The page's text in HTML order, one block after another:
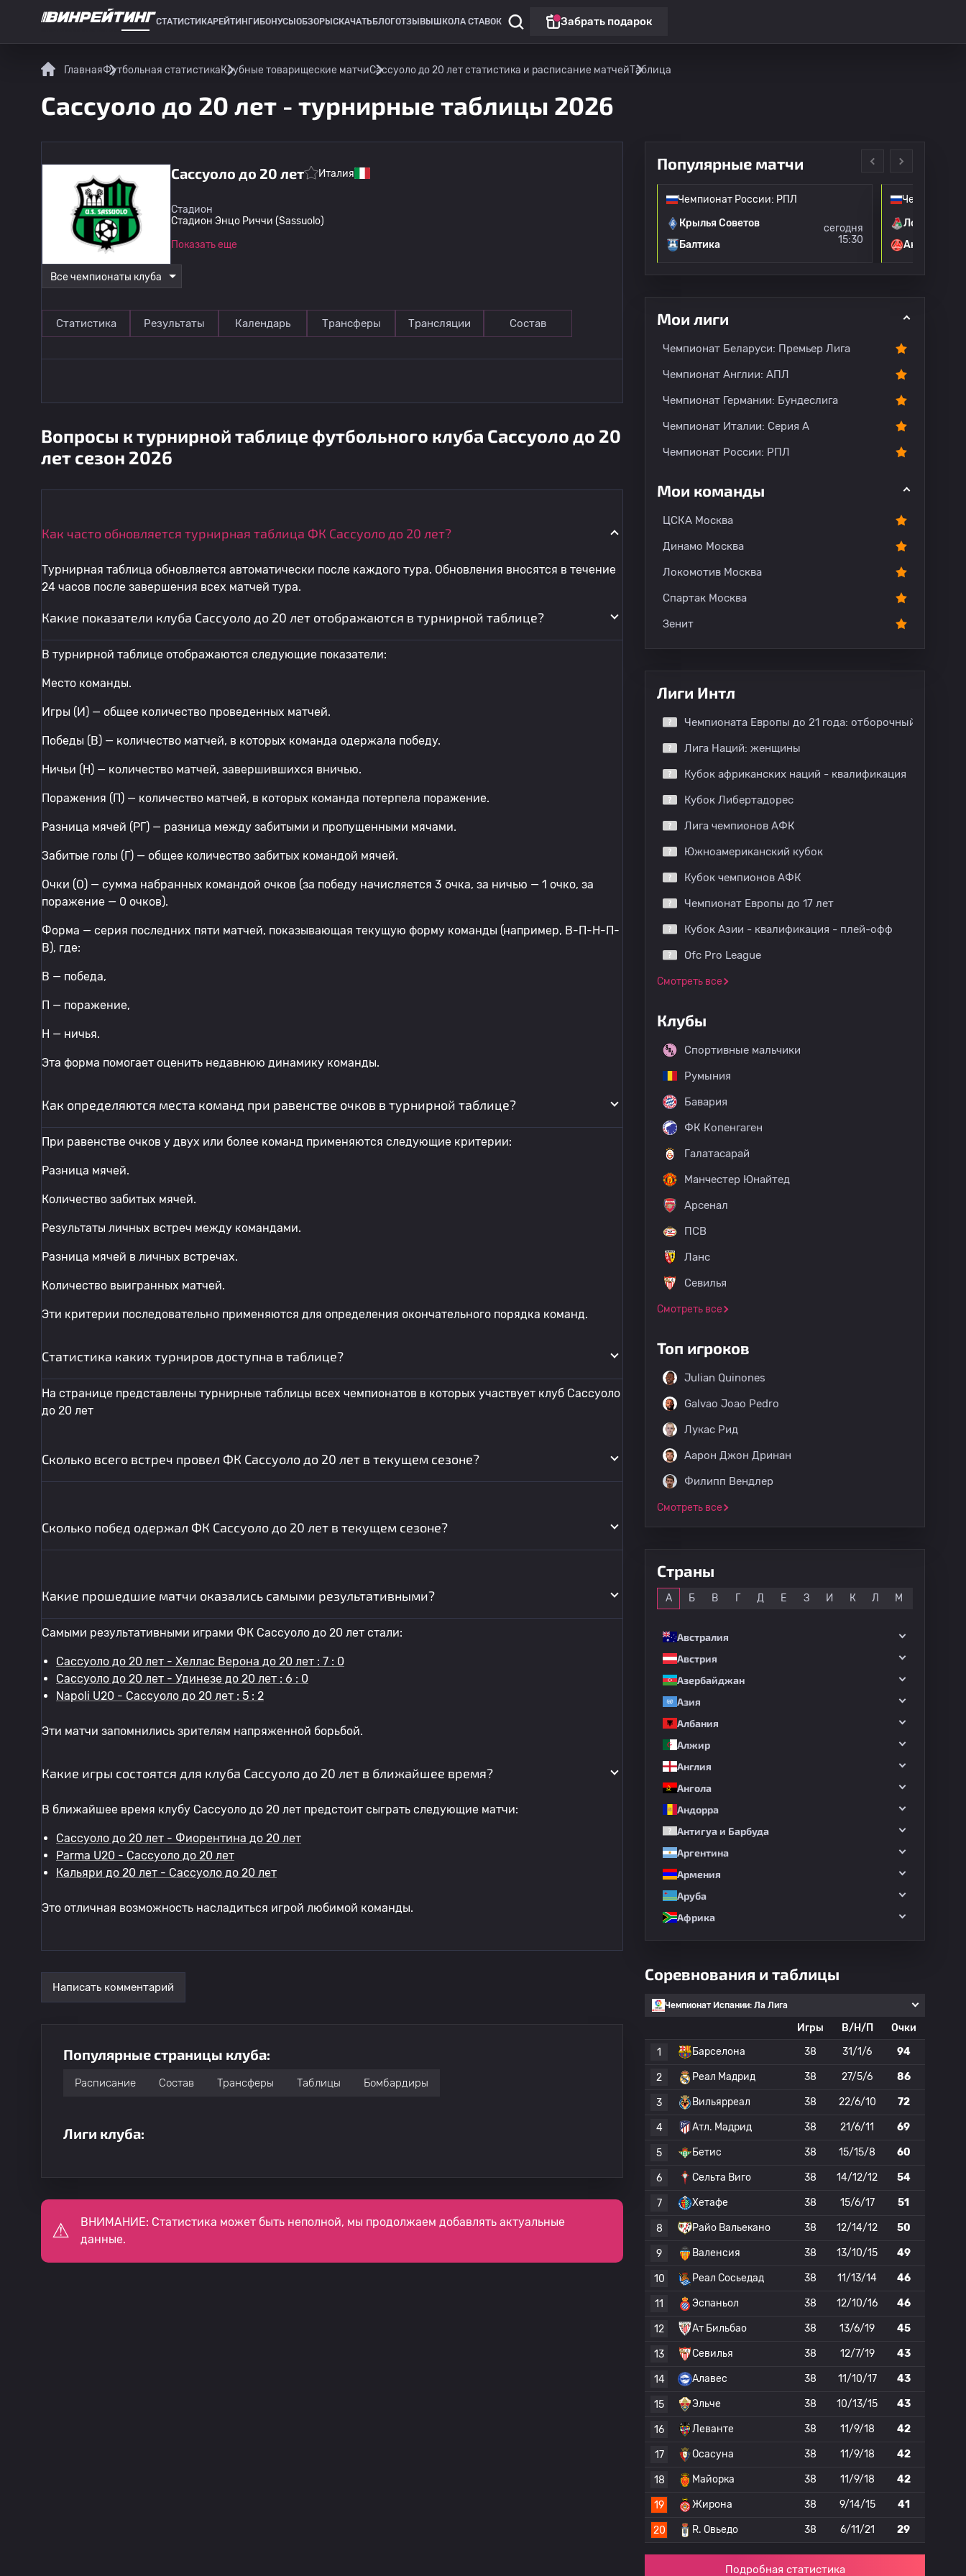
СТАТИСТИКАРЕЙТИНГИ БОНУСЫ ОБЗОРЫ СКАЧАТЬ БЛОГОТЗЫВЫ ШКОЛА СТАВОК Забрать подарок
ГлавнаяФутбольная статистикаКлубные товарищеские матчиСассуоло до 20 лет статистика и расписание матчейТаблица
Сассуоло до 20 лет - турнирные таблицы 2026
Сассуоло до 20 лет Италия
Стадион
Стадион Энцо Риччи (Sassuolo)
Показать еще
Все чемпионаты клуба
Статистика Результаты Календарь Трансферы Трансляции Состав
Вопросы к турнирной таблице футбольного клуба Сассуоло до 20
лет сезон 2026
Как часто обновляется турнирная таблица ФК Сассуоло до 20 лет?
Турнирная таблица обновляется автоматически после каждого тура. Обновления вносятся в течение
24 часов после завершения всех матчей тура.
Какие показатели клуба Сассуоло до 20 лет отображаются в турнирной таблице?
В турнирной таблице отображаются следующие показатели:
Место команды.
Игры (И) — общее количество проведенных матчей.
Победы (В) — количество матчей, в которых команда одержала победу.
Ничьи (Н) — количество матчей, завершившихся вничью.
Поражения (П) — количество матчей, в которых команда потерпела поражение.
Разница мячей (РГ) — разница между забитыми и пропущенными мячами.
Забитые голы (Г) — общее количество забитых командой мячей.
Очки (О) — сумма набранных командой очков (за победу начисляется 3 очка, за ничью — 1 очко, за
поражение — 0 очков).
Форма — серия последних пяти матчей, показывающая текущую форму команды (например, В-П-Н-П-
В), где:
В — победа,
П — поражение,
Н — ничья.
Эта форма помогает оценить недавнюю динамику команды.
Как определяются места команд при равенстве очков в турнирной таблице?
При равенстве очков у двух или более команд применяются следующие критерии:
Разница мячей.
Количество забитых мячей.
Результаты личных встреч между командами.
Разница мячей в личных встречах.
Количество выигранных матчей.
Эти критерии последовательно применяются для определения окончательного порядка команд.
Статистика каких турниров доступна в таблице?
На странице представлены турнирные таблицы всех чемпионатов в которых участвует клуб Сассуоло
до 20 лет
Сколько всего встреч провел ФК Сассуоло до 20 лет в текущем сезоне?
Сколько побед одержал ФК Сассуоло до 20 лет в текущем сезоне?
Какие прошедшие матчи оказались самыми результативными?
Самыми результативными играми ФК Сассуоло до 20 лет стали:
Сассуоло до 20 лет - Хеллас Верона до 20 лет : 7 : 0
Сассуоло до 20 лет - Удинезе до 20 лет : 6 : 0
Napoli U20 - Сассуоло до 20 лет : 5 : 2
Эти матчи запомнились зрителям напряженной борьбой.
Какие игры состоятся для клуба Сассуоло до 20 лет в ближайшее время?
В ближайшее время клубу Сассуоло до 20 лет предстоит сыграть следующие матчи:
Сассуоло до 20 лет - Фиорентина до 20 лет
Parma U20 - Сассуоло до 20 лет
Кальяри до 20 лет - Сассуоло до 20 лет
Это отличная возможность насладиться игрой любимой команды.
Написать комментарий
Популярные страницы клуба:
Расписание Состав Трансферы Таблицы Бомбардиры
Лиги клуба:
ВНИМАНИЕ: Статистика может быть неполной, мы продолжаем добавлять актуальные
данные.
Популярные матчи
Чемпионат России: РПЛ
Крылья Советов
Балтика
сегодня
15:30
Чемпионат
Локомотив
Акрон
Мои лиги
Чемпионат Беларуси: Премьер Лига
Чемпионат Англии: АПЛ
Чемпионат Германии: Бундеслига
Чемпионат Италии: Серия А
Чемпионат России: РПЛ
Мои команды
ЦСКА Москва
Динамо Москва
Локомотив Москва
Спартак Москва
Зенит
Лиги Интл
Чемпионата Европы до 21 года: отборочный этап
Лига Наций: женщины
Кубок африканских наций - квалификация
Кубок Либертадорес
Лига чемпионов АФК
Южноамериканский кубок
Кубок чемпионов АФК
Чемпионат Европы до 17 лет
Кубок Азии - квалификация - плей-офф
Ofc Pro League
Смотреть все
Клубы
Спортивные мальчики
Румыния
Бавария
ФК Копенгаген
Галатасарай
Манчестер Юнайтед
Арсенал
ПСВ
Ланс
Севилья
Смотреть все
Топ игроков
Julian Quinones
Galvao Joao Pedro
Лукас Рид
Аарон Джон Дринан
Филипп Вендлер
Смотреть все
Страны
А Б В Г Д Е З И К Л М
Австралия
Австрия
Азербайджан
Азия
Албания
Алжир
Англия
Ангола
Андорра
Антигуа и Барбуда
Аргентина
Армения
Аруба
Африка
Соревнования и таблицы
Чемпионат Испании: Ла Лига
Игры В/Н/П
Очки
1
Барселона 38 31/1/6 94
2 Реал Мадрид 38 27/5/6 86
3 Вильярреал 38 22/6/10 72
4 Атл. Мадрид 38 21/6/11 69
5 Бетис 38 15/15/8 60
6 Сельта Виго 38 14/12/12 54
7 Хетафе 38 15/6/17 51
8 Райо Вальекано 38 12/14/12 50
9 Валенсия 38 13/10/15 49
10 Реал Сосьедад 38 11/13/14 46
11 Эспаньол 38 12/10/16 46
12 Ат Бильбао 38 13/6/19 45
13 Севилья 38 12/7/19 43
14 Алавес 38 11/10/17 43
15 Эльче 38 10/13/15 43
16 Леванте 38 11/9/18 42
17 Осасуна 38 11/9/18 42
18 Майорка 38 11/9/18 42
19 Жирона 38 9/14/15 41
20 R. Овьедо 38 6/11/21 29
Подробная статистика